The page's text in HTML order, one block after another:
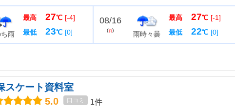
など様々なエリアからなっている複合テーマパークです。自動車
にはスポーツカーから軽自動車まで懐か...
雨
最高 27℃ [-4]
最低
23℃ [0]
08/16
( 日) 雨時々曇
最高 27℃ [-1]
最低
22℃ [0]
スケート資料室
5.0 口コミ
1件